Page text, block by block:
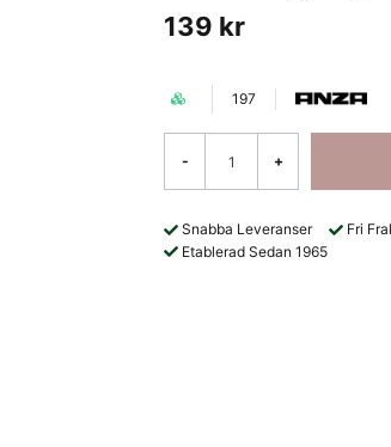
139 kr
197
- +
Snabba Leveranser Fri
Etablerad Sedan 1965